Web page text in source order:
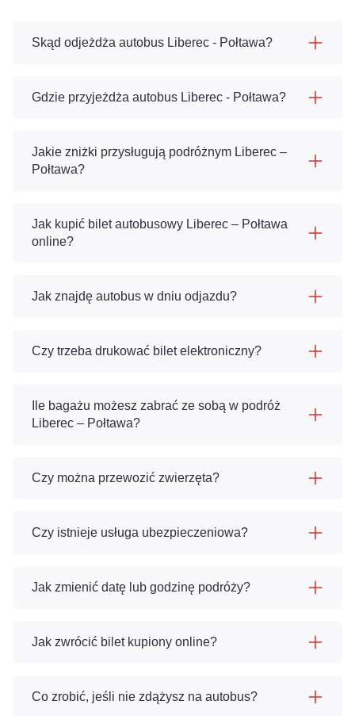
Skąd odjeżdża autobus Liberec - Połtawa?
Gdzie przyjeżdża autobus Liberec - Połtawa?
Jakie zniżki przysługują podróżnym Liberec –
Połtawa?
Jak kupić bilet autobusowy Liberec – Połtawa
online?
Jak znajdę autobus w dniu odjazdu?
Czy trzeba drukować bilet elektroniczny?
Ile bagażu możesz zabrać ze sobą w podróż
Liberec – Połtawa?
Czy można przewozić zwierzęta?
Czy istnieje usługa ubezpieczeniowa?
Jak zmienić datę lub godzinę podróży?
Jak zwrócić bilet kupiony online?
Co zrobić, jeśli nie zdążysz na autobus?